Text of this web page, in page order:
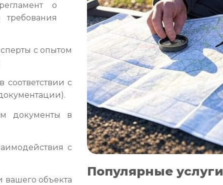
о
с опытом
с
документы в
с
вашего объекта
Популярные услуги